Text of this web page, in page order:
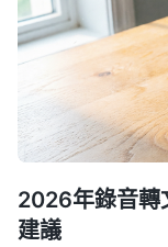
你找到真正省時
2026年錄音轉
建議